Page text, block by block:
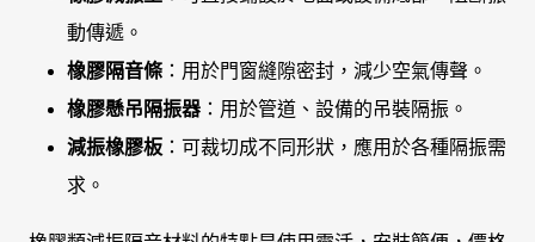
動傳遞。
橡膠隔音條 ：用於門窗縫隙密封，減少空氣傳聲。
橡膠懸吊隔振器 ：用於管道、設備的吊裝隔振。
減振橡膠板 ：可裁切成不同形狀，應用於各種隔振需
求。